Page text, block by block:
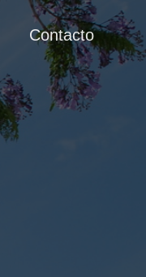
Contacto